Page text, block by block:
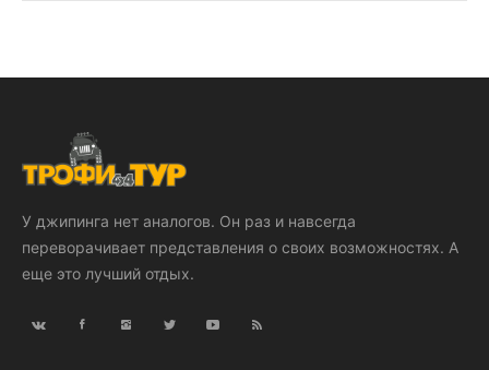
У джипинга нет аналогов. Он раз и навсегда
переворачивает представления о своих возможностях. А
еще это лучший отдых.